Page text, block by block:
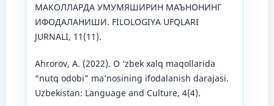
МАКОЛЛАРДА УМУМЯШИРИН МАЪНОНИНГ
ИФОДАЛАНИШИ. FILOLOGIYA UFQLARI
JURNALI, 11(11).
Ahrorov, A. (2022). O ‘zbek xalq maqollarida
“nutq odobi” ma’nosining ifodalanish darajasi.
Uzbekistan: Language and Culture, 4(4).